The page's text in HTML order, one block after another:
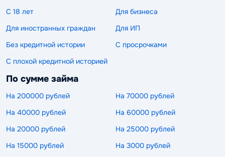
С 18 лет
Для бизнеса
Для иностранных граждан
Для ИП
Без кредитной истории
С просрочками
С плохой кредитной историей
По сумме займа
На 200000 рублей
На 70000 рублей
На 40000 рублей
На 60000 рублей
На 20000 рублей
На 25000 рублей
На 15000 рублей
На 3000 рублей